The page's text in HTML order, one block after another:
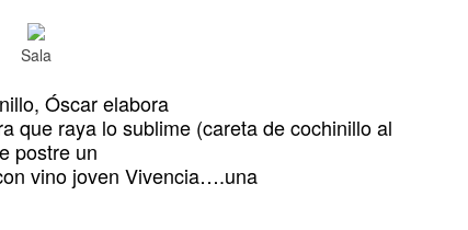
Sala
Óscar elabora
que raya lo sublime (careta de cochinillo al
postre un
vino joven Vivencia….una